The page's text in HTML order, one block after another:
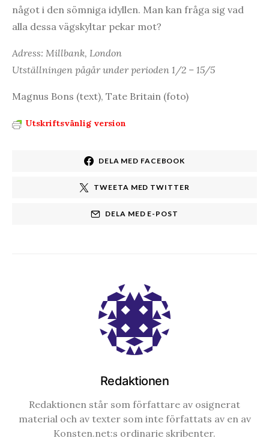
något i den sömniga idyllen. Man kan fråga sig vad
alla dessa vägskyltar pekar mot?
Adress: Millbank, London
Utställningen pågår under perioden 1/2 – 15/5
Magnus Bons (text), Tate Britain (foto)
Utskriftsvänlig version
DELA MED FACEBOOK
TWEETA MED TWITTER
DELA MED E-POST
Redaktionen
Redaktionen står som författare av osignerat
material och av texter som inte författats av en av
Konsten.net:s ordinarie skribenter.